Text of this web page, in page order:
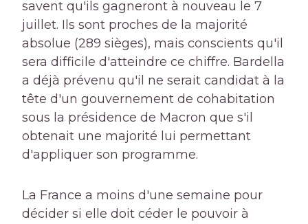
savent qu'ils gagneront à nouveau le 7
juillet. Ils sont proches de la majorité
absolue (289 sièges), mais conscients qu'il
sera difficile d'atteindre ce chiffre. Bardella
a déjà prévenu qu'il ne serait candidat à la
tête d'un gouvernement de cohabitation
sous la présidence de Macron que s'il
obtenait une majorité lui permettant
d'appliquer son programme.
La France a moins d'une semaine pour
décider si elle doit céder le pouvoir à